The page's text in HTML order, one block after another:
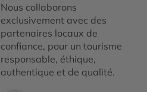
Nous collaborons
exclusivement avec des
partenaires locaux de
confiance, pour un tourisme
responsable, éthique,
authentique et de qualité.